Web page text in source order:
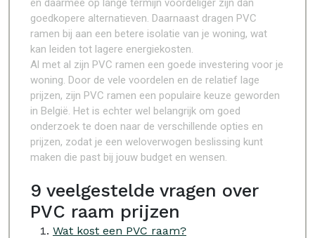
en daarmee op lange termijn voordeliger zijn dan
goedkopere alternatieven. Daarnaast dragen PVC
ramen bij aan een betere isolatie van je woning, wat
kan leiden tot lagere energiekosten.
Al met al zijn PVC ramen een goede investering voor je
woning. Door de vele voordelen en de relatief lage
prijzen, zijn PVC ramen een populaire keuze geworden
in België. Het is echter wel belangrijk om goed
onderzoek te doen naar de verschillende opties en
prijzen, zodat je een weloverwogen beslissing kunt
maken die past bij jouw budget en wensen.
9 veelgestelde vragen over
PVC raam prijzen
Wat kost een PVC raam?